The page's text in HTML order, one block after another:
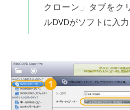
クローン」タブをク
ルDVDがソフトに入力